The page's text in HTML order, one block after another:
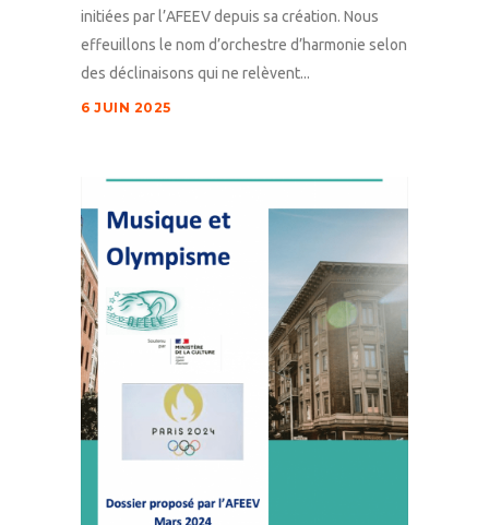
initiées par l’AFEEV depuis sa création. Nous
effeuillons le nom d’orchestre d’harmonie selon
des déclinaisons qui ne relèvent...
6 JUIN 2025